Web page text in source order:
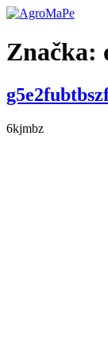
Preskočiť
obsah
Značka:
6kjmbz